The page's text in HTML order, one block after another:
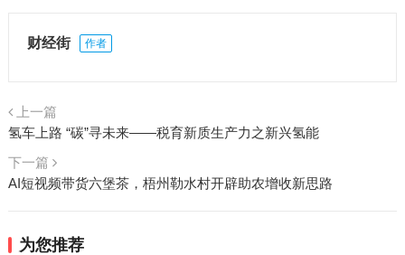
财经街 作者
上一篇
氢车上路 “碳”寻未来——税育新质生产力之新兴氢能
下一篇
AI短视频带货六堡茶，梧州勒水村开辟助农增收新思路
为您推荐